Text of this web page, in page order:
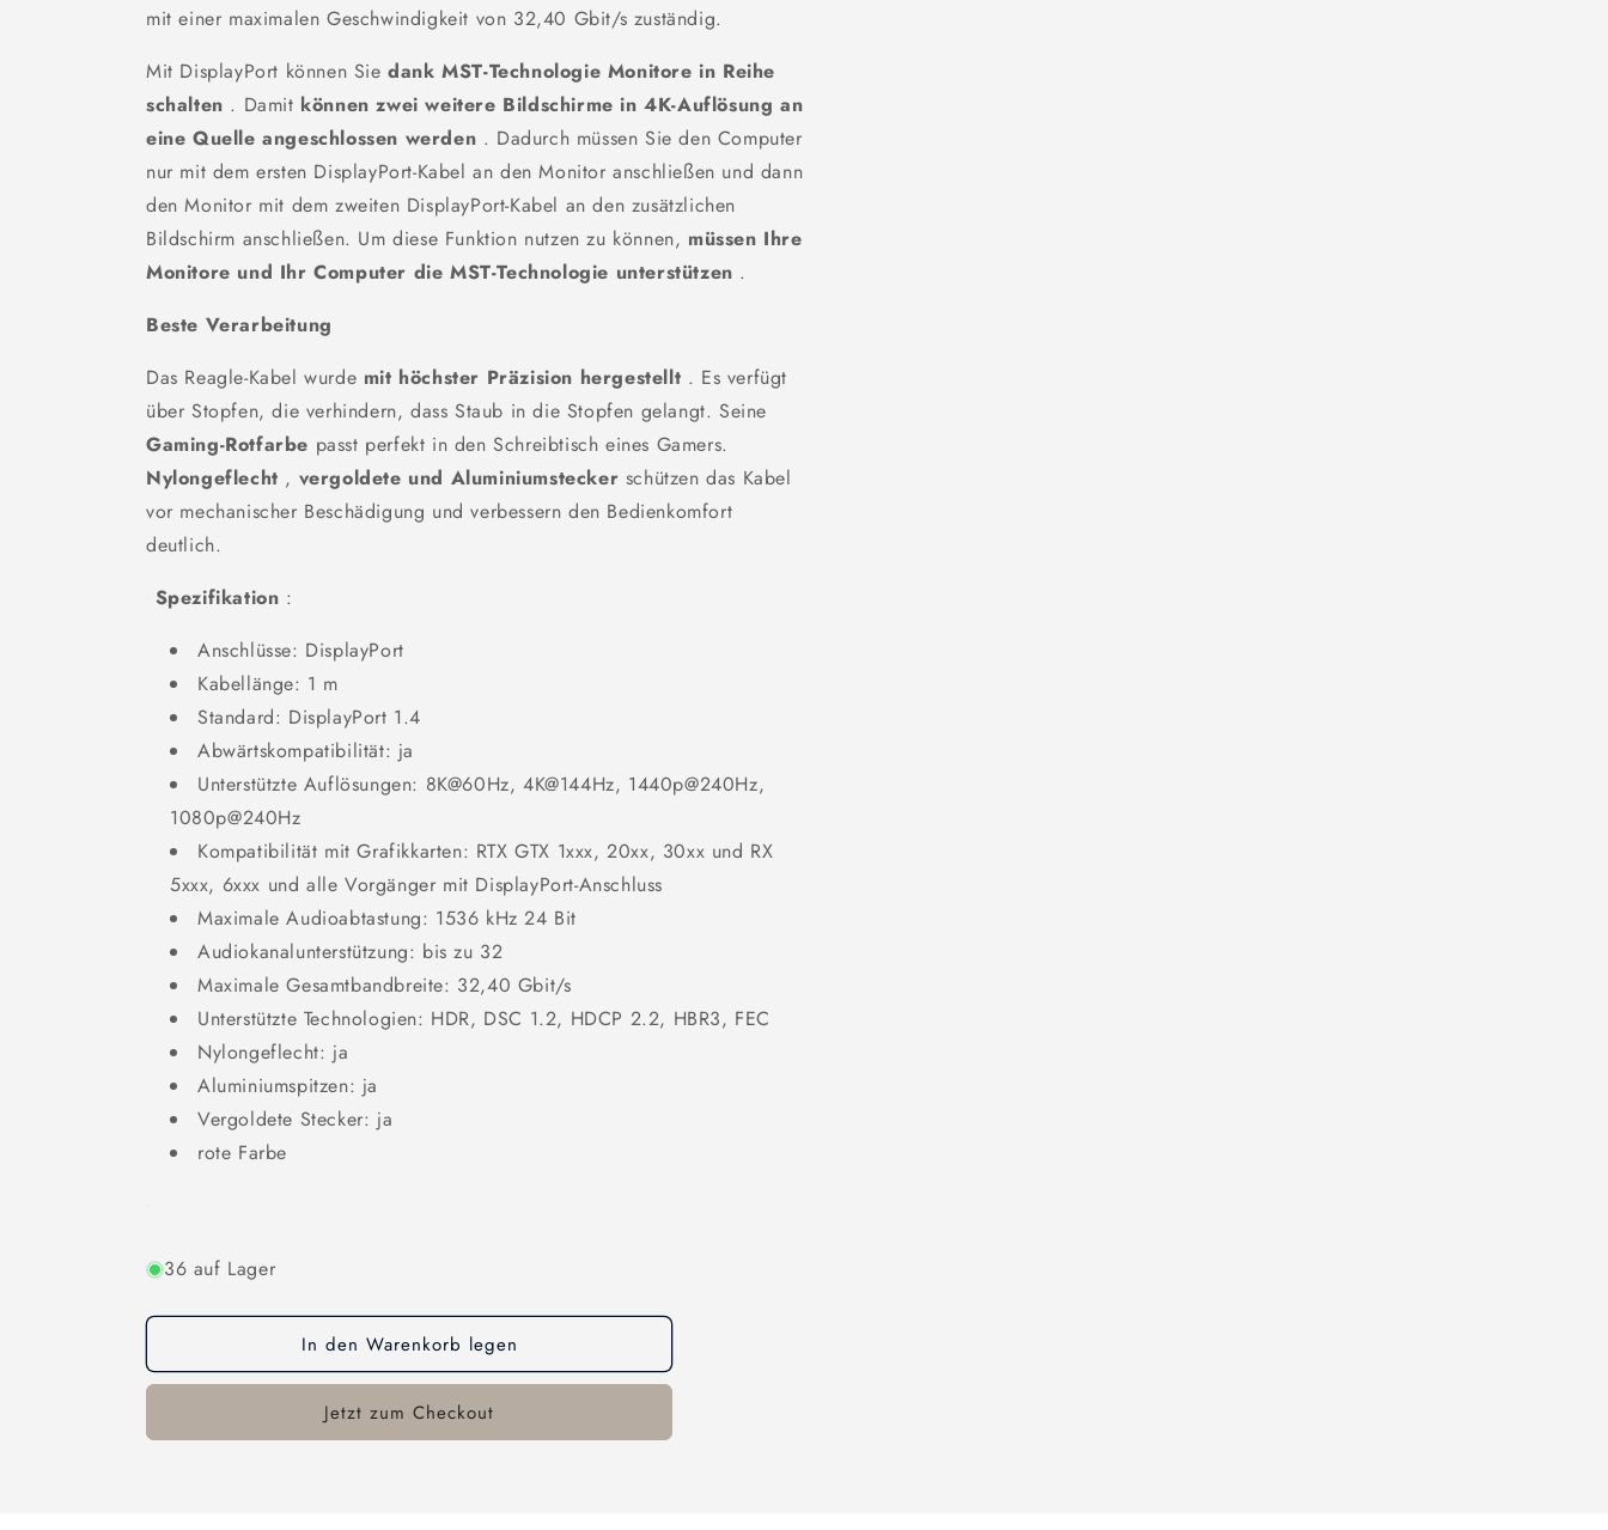
mit einer maximalen Geschwindigkeit von 32,40 Gbit/s zuständig.
Mit DisplayPort können Siedank MST-Technologie Monitore in Reihe
schalten . Damit können zwei weitere Bildschirme in 4K-Auflösung an
eine Quelle angeschlossen werden . Dadurch müssen Sie den Computer
nur mit dem ersten DisplayPort-Kabel an den Monitor anschließen und dann
den Monitor mit dem zweiten DisplayPort-Kabel an den zusätzlichen
Bildschirm anschließen. Um diese Funktion nutzen zu können, müssen Ihre
Monitore und Ihr Computer die MST-Technologie unterstützen .
Beste Verarbeitung
Das Reagle-Kabel wurde mit höchster Präzision hergestellt . Es verfügt
über Stopfen, die verhindern, dass Staub in die Stopfen gelangt. Seine
Gaming-Rotfarbe passt perfekt in den Schreibtisch eines Gamers.
Nylongeflecht , vergoldete und Aluminiumstecker schützen das Kabel
vor mechanischer Beschädigung und verbessern den Bedienkomfort
deutlich.
Spezifikation :
Anschlüsse: DisplayPort
Kabellänge: 1 m
Standard: DisplayPort 1.4
Abwärtskompatibilität: ja
Unterstützte Auflösungen: 8K@60Hz, 4K@144Hz, 1440p@240Hz,
1080p@240Hz
Kompatibilität mit Grafikkarten: RTX GTX 1xxx, 20xx, 30xx und RX
5xxx, 6xxx und alle Vorgänger mit DisplayPort-Anschluss
Maximale Audioabtastung: 1536 kHz 24 Bit
Audiokanalunterstützung: bis zu 32
Maximale Gesamtbandbreite: 32,40 Gbit/s
Unterstützte Technologien: HDR, DSC 1.2, HDCP 2.2, HBR3, FEC
Nylongeflecht: ja
Aluminiumspitzen: ja
Vergoldete Stecker: ja
rote Farbe
36 auf Lager
In den Warenkorb legen
Jetzt zum Checkout